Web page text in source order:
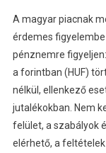
A magyar piacnak
érdemes
pénznemre
a forintban (HUF)
nélkül, ellenkező
jutalékokban. Nem
felület, a szabályok
elérhető, a